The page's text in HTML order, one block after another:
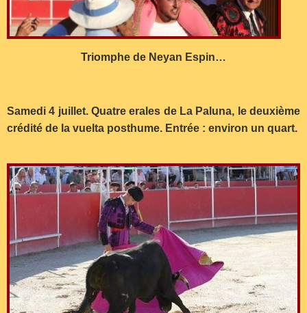
Triomphe de Neyan Espin…
Samedi 4 juillet. Quatre erales de La Paluna, le deuxième
crédité de la vuelta posthume. Entrée : environ un quart.